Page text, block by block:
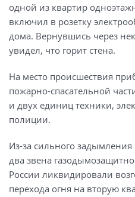
одной из квартир
включил в розетку
дома. Вернувшись через
увидел, что горит стена.
На место происшествия
пожарно-спасательной
и двух единиц техники,
полиции.
Из-за сильного
два звена
России ликвидировали
перехода огня на вторую